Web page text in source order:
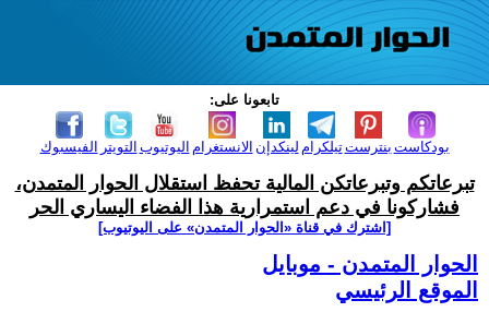
تابعونا على:
الفيسبوك التويتر اليوتيوب الانستغرام لينكدإن تيلكرامبنترست بودكاست
تبرعاتكم وتبرعاتكن المالية تحفظ استقلال الحوار المتمدن،
فشاركونا في دعم استمرارية هذا الفضاء اليساري الحر
[اشترك في قناة ‫«الحوار المتمدن» على اليوتيوب]
الحوار المتمدن - موبايل
الموقع الرئيسي